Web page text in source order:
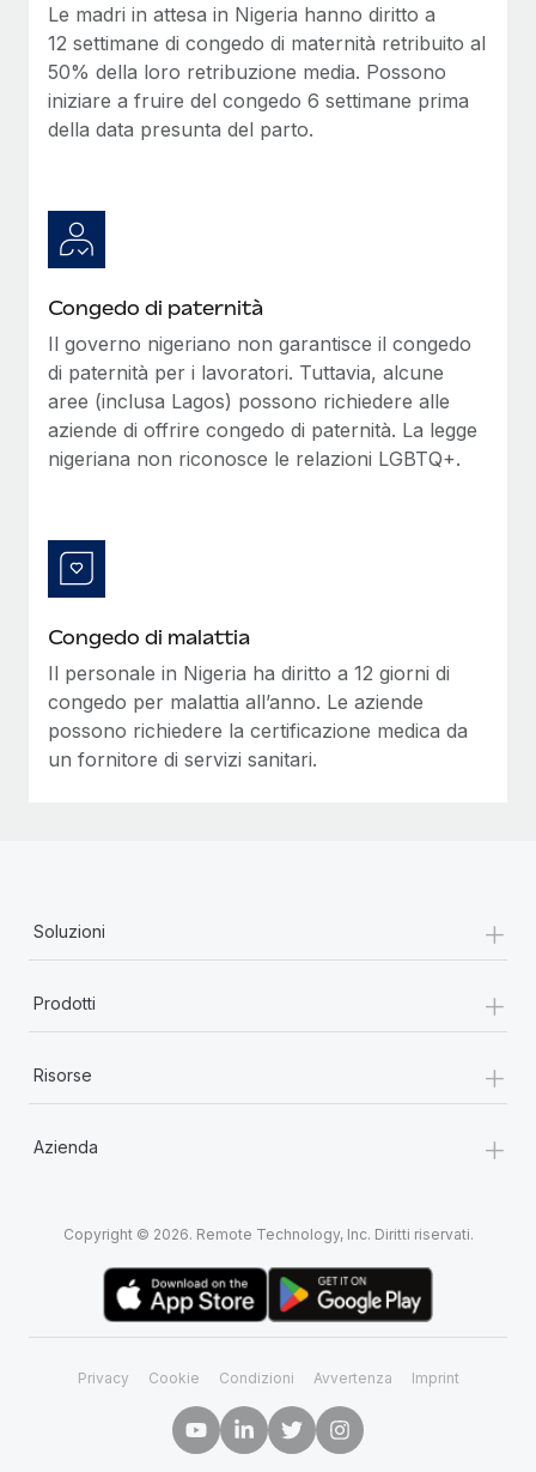
Le madri in attesa in Nigeria hanno diritto a
12 settimane di congedo di maternità retribuito al
50% della loro retribuzione media. Possono
iniziare a fruire del congedo 6 settimane prima
della data presunta del parto.
Congedo di paternità
Il governo nigeriano non garantisce il congedo
di paternità per i lavoratori. Tuttavia, alcune
aree (inclusa Lagos) possono richiedere alle
aziende di offrire congedo di paternità. La legge
nigeriana non riconosce le relazioni LGBTQ+.
Congedo di malattia
Il personale in Nigeria ha diritto a 12 giorni di
congedo per malattia all’anno. Le aziende
possono richiedere la certificazione medica da
un fornitore di servizi sanitari.
Soluzioni +
Prodotti +
Risorse +
Azienda +
Copyright © 2026. Remote Technology, Inc. Diritti riservati.
Privacy Cookie Condizioni Avvertenza Imprint